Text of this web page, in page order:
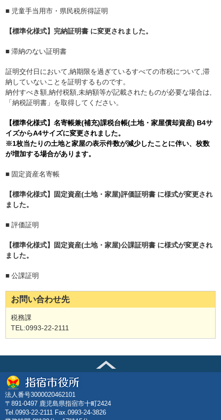
■ 児童手当用市・県民税所得証明
【標準化様式】完納証明書 に変更されました。
■ 滞納のない証明書
証明交付日において,納期限を過ぎているすべての市税について,滞
納していないことを証明するものです。
納付すべき額,納付税額,未納額等が記載されたものが必要な場合は,
「納税証明書」を取得してください。
【標準化様式】名寄帳兼(補充)課税台帳(土地・家屋償却資産) B4サ
イズからA4サイズに変更されました。
※1枚当たりの土地と家屋の表示件数が減少したことに伴い、枚数
が増加する場合があります。
■ 固定資産名寄帳
【標準化様式】固定資産(土地・家屋)評価証明書 に様式が変更され
ました。
■評価証明
【標準化様式】固定資産(土地・家屋)公課証明書 に様式が変更され
ました。
■ 公課証明
お問い合わせ先
税務課
TEL:0993-22-2111
法人番号3000020462101
〒891-0497 鹿児島県指宿市十町2424
Tel.0993-22-2111 Fax.0993-24-3826